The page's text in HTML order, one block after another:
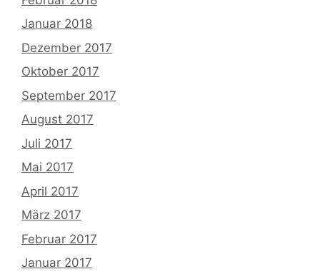
Januar 2018
Dezember 2017
Oktober 2017
September 2017
August 2017
Juli 2017
Mai 2017
April 2017
März 2017
Februar 2017
Januar 2017